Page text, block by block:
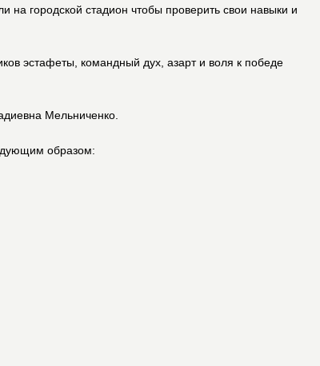
на городской стадион чтобы проверить свои навыки и
эстафеты, командный дух, азарт и воля к победе
Мельниченко.
образом: